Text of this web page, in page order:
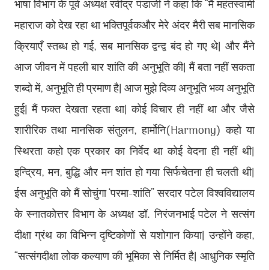
भाषा विभाग के पूर्व अध्यक्ष रवींद्र पंडाजी ने कहा कि “मै महंतस्वामी
महाराज को देख रहा था भक्तिपूर्वकऔर मेरे अंदर मैरी सब मानसिक
क्रियाएँ स्तब्ध हो गई, सब मानसिक द्वन्द्व बंद हो गए थे। और मैंने
आज जीवन में पहली बार शांति की अनुभूति की। मैं बता नहीं सकता
शब्दो में, अनुभूति ही प्रमाण है। आज मुझे दिव्य अनुभूति भव्य अनुभूति
हुई। मैं फक्त देखता रहता था। कोई विचार ही नहीं था और जैसे
शारीरिक तथा मानसिक संतुलन, हार्मोनि(Harmony) कहो या
स्थिरता कहो एक प्रकार का निर्वेद था कोई वेदना ही नहीं थी।
इन्द्रिय, मन, बुद्धि और मन शांत हो गया सिर्फचेतना ही चलती थी।
ईस अनुभूति को मैं सोचुंगा ‘परमा-शांति” सरदार पटेल विश्वविद्यालय
के स्नातकोत्तर विभाग के अध्यक्ष डॉ. निरंजनभाई पटेल ने सत्संग
दीक्षा ग्रंथ का विभिन्न दृष्टिकोणों से यशोगान किया। उन्होंने कहा,
“सत्संगदीक्षा लोक कल्याण की भूमिका से निर्मित है। आधुनिक स्मृति